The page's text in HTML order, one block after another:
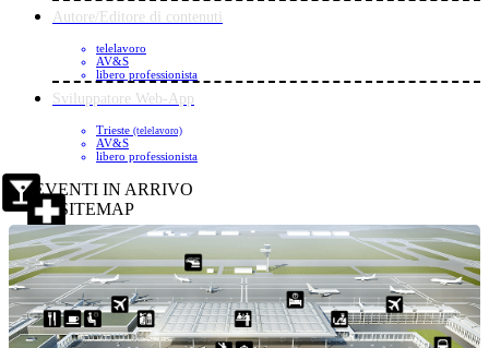
Autore/Editore di contenuti
telelavoro
AV&S
libero professionista
Sviluppatore Web-App
Trieste (telelavoro)
AV&S
libero professionista
EVENTI IN ARRIVO
SITEMAP